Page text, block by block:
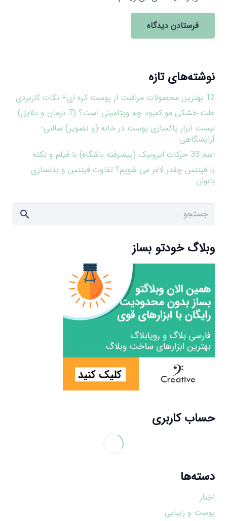
فرستادن دیدگاه
نوشته‌های تازه
12 بهترین محصولات مراقبت از پوست کره ای+ نکات کاربردی
علت خشکی مو کمبود چه ویتامینی است؟ (7 درمان و دلایل)
لیست ابزار پاکسازی پوست در خانه (و تصویر) سالنی-
آرایشگاهی
اسم 33 حرکات ایروبیک (پیشرفته باشگاه) با فیلم و نکته
با فیتنس چقدر لاغر می شویم؟ تفاوت فیتنس و بدنسازی
بانوان
جستجو
وبلاگ خودتو بساز
حساب کاربری
دسته‌ها
اخبار
پوست و زیبایی